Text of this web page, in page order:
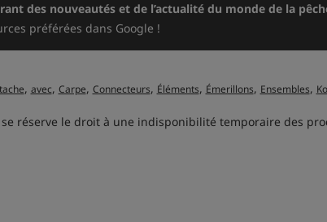
des nouveautés et de l’actualité du monde de la
préférées dans Google !
, avec, Carpe, Connecteurs, Éléments, Émerillons, Ensembles,
réserve le droit à une indisponibilité temporaire des